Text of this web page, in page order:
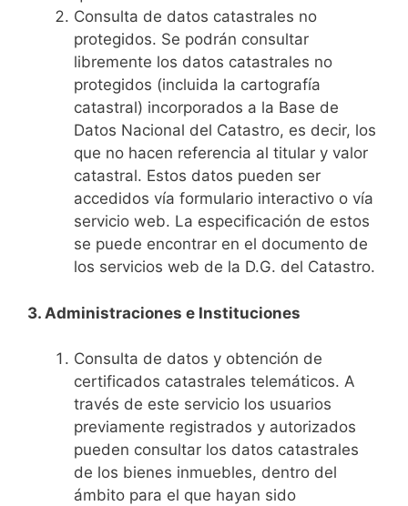
Consulta de datos catastrales no
protegidos. Se podrán consultar
libremente los datos catastrales no
protegidos (incluida la cartografía
catastral) incorporados a la Base de
Datos Nacional del Catastro, es decir, los
que no hacen referencia al titular y valor
catastral. Estos datos pueden ser
accedidos vía formulario interactivo o vía
servicio web. La especificación de estos
se puede encontrar en el documento de
los servicios web de la D.G. del Catastro.
3. Administraciones e Instituciones
Consulta de datos y obtención de
certificados catastrales telemáticos. A
través de este servicio los usuarios
previamente registrados y autorizados
pueden consultar los datos catastrales
de los bienes inmuebles, dentro del
ámbito para el que hayan sido